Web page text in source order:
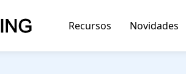
Recursos Novidades